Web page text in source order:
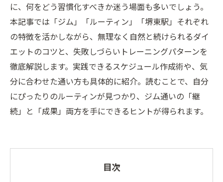
に、何をどう習慣化すべきか迷う場面も多いでしょう。
本記事では「ジム」「ルーティン」「堺東駅」それぞれ
の特徴を活かしながら、無理なく自然と続けられるダイ
エットのコツと、失敗しづらいトレーニングパターンを
徹底解説します。実践できるスケジュール作成術や、気
分に合わせた通い方も具体的に紹介。読むことで、自分
にぴったりのルーティンが見つかり、ジム通いの「継
続」と「成果」両方を手にできるヒントが得られます。
目次